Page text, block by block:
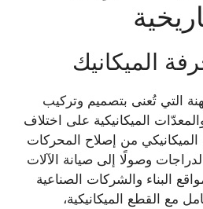
الميكانيك
التي تُعنى بتصميم وتركيب
الميكانيكية على اختلاف
الميكانيكي من إصلاح المحركات
وصولًا إلى صيانة الآلات
البناء والشركات الصناعية
مع القطع الميكانيكية،